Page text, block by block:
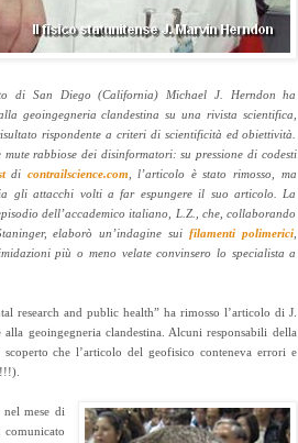
di San Diego (California) Michael J. Herndon ha
geoingegneria clandestina su una rivista scientifica,
rispondente a criteri di scientificità ed obiettività.
mute rabbiose dei disinformatori: su pressione di codesti
di contrailscience.com , l’articolo è stato rimosso, ma
gli attacchi volti a far espungere il suo articolo. La
dell’accademico italiano, L.Z., che, collaborando
elaborò un’indagine sui filamenti polimerici,
più o meno velate convinsero lo specialista a
research and public health” ha rimosso l’articolo di J.
geoingegneria clandestina. Alcuni responsabili della
che l’articolo del geofisico conteneva errori e
mese di
comunicato